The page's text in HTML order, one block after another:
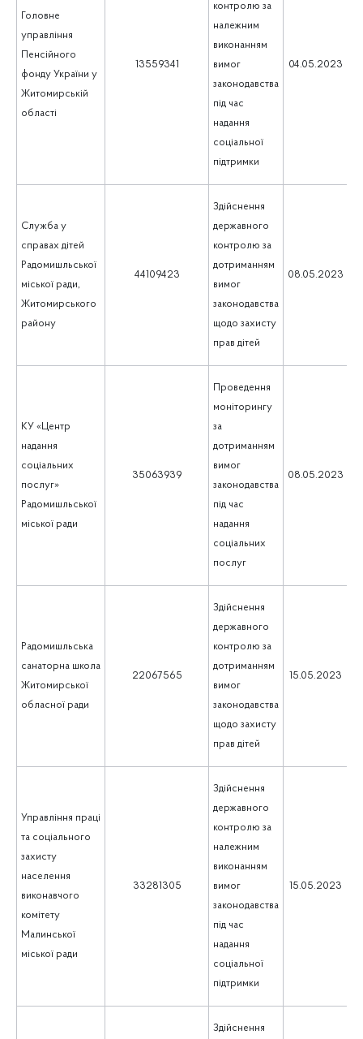
Головне
управління
Пенсійного
фонду України у
Житомирській
області
13559341
контролю за
належним
виконанням
вимог
законодавства
під час
надання
соціальної
підтримки
04.05.2023
Служба у
справах дітей
Радомишльської
міської ради,
Житомирського
району
44109423
Здійснення
державного
контролю за
дотриманням
вимог
законодавства
щодо захисту
прав дітей
08.05.2023
КУ «Центр
надання
соціальних
послуг»
Радомишльської
міської ради
35063939
Проведення
моніторингу
за
дотриманням
вимог
законодавства
під час
надання
соціальних
послуг
08.05.2023
Радомишльська
санаторна школа
Житомирської
обласної ради
22067565
Здійснення
державного
контролю за
дотриманням
вимог
законодавства
щодо захисту
прав дітей
15.05.2023
Управління праці
та соціального
захисту
населення
виконавчого
комітету
Малинської
міської ради
33281305
Здійснення
державного
контролю за
належним
виконанням
вимог
законодавства
під час
надання
соціальної
підтримки
15.05.2023
Здійснення